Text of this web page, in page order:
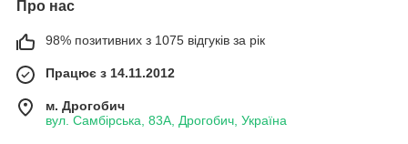
Про нас
98% позитивних з 1075 відгуків за рік
Працює з 14.11.2012
м. Дрогобич
вул. Самбірська, 83А, Дрогобич, Україна